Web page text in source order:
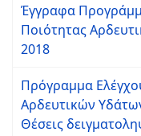
Έγγραφα
Ποιότητας
2018
Πρόγραμμα
Αρδευτικών
Θέσεις